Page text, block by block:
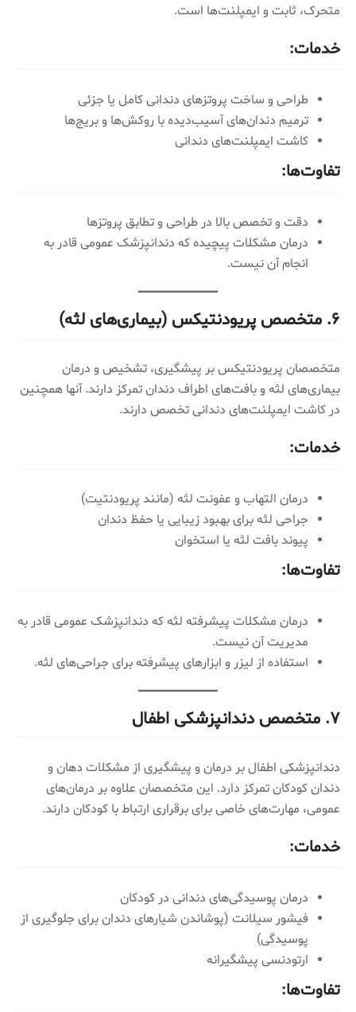
متحرک، ثابت و ایمپلنت‌ها است.
خدمات:
طراحی و ساخت پروتزهای دندانی کامل یا جزئی
ترمیم دندان‌های آسیب‌دیده با روکش‌ها و بریج‌ها
کاشت ایمپلنت‌های دندانی
تفاوت‌ها:
دقت و تخصص بالا در طراحی و تطابق پروتزها
درمان مشکلات پیچیده که دندانپزشک عمومی قادر به
انجام آن نیست.
۶. متخصص پریودنتیکس (بیماری‌های لثه)
متخصصان پریودنتیکس بر پیشگیری، تشخیص و درمان
بیماری‌های لثه و بافت‌های اطراف دندان تمرکز دارند. آنها همچنین
در کاشت ایمپلنت‌های دندانی تخصص دارند.
خدمات:
درمان التهاب و عفونت لثه (مانند پریودنتیت)
جراحی لثه برای بهبود زیبایی یا حفظ دندان
پیوند بافت لثه یا استخوان
تفاوت‌ها:
درمان مشکلات پیشرفته لثه که دندانپزشک عمومی قادر به
مدیریت آن نیست.
استفاده از لیزر و ابزارهای پیشرفته برای جراحی‌های لثه.
۷. متخصص دندانپزشکی اطفال
دندانپزشکی اطفال بر درمان و پیشگیری از مشکلات دهان و
دندان کودکان تمرکز دارد. این متخصصان علاوه بر درمان‌های
عمومی، مهارت‌های خاصی برای برقراری ارتباط با کودکان دارند.
خدمات:
درمان پوسیدگی‌های دندانی در کودکان
فیشور سیلانت (پوشاندن شیارهای دندان برای جلوگیری از
پوسیدگی)
ارتودنسی پیشگیرانه
تفاوت‌ها: